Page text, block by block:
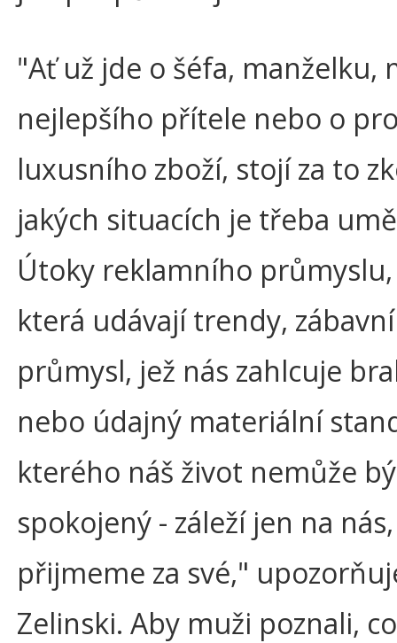
"Ať už jde o šéfa, manželku,
nejlepšího přítele nebo o
luxusního zboží, stojí za to
jakých situacích je třeba
Útoky reklamního
která udávají trendy, zábavní
průmysl, jež nás zahlcuje
nebo údajný materiální
kterého náš život nemůže
spokojený - záleží jen na
přijmeme za své,"
Zelinski. Aby muži poznali, co